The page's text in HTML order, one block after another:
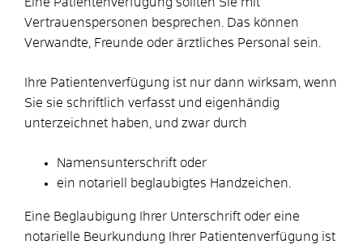
Vertrauenspersonen besprechen. Das können
Verwandte, Freunde oder ärztliches Personal sein.
Ihre Patientenverfügung ist nur dann wirksam, wenn
Sie sie schriftlich verfasst und eigenhändig
unterzeichnet haben, und zwar durch
Namensunterschrift oder
ein notariell beglaubigtes Handzeichen.
Eine Beglaubigung Ihrer Unterschrift oder eine
notarielle Beurkundung Ihrer Patientenverfügung ist